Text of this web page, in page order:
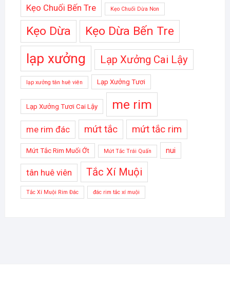
Kẹo Chuối Bến Tre Kẹo Chuối Dừa Non
Kẹo Dừa Kẹo Dừa Bến Tre
lạp xưởng Lạp Xưởng Cai Lậy
lạp xưởng tân huê viên Lạp Xưởng Tươi
Lạp Xưởng Tươi Cai Lậy me rim
me rim đác mứt tắc mứt tắc rim
Mứt Tắc Rim Muối Ớt Mứt Tắc Trái Quấn nui
tân huê viên Tắc Xí Muội
Tắc Xí Muội Rim Đác đác rim tắc xí muội